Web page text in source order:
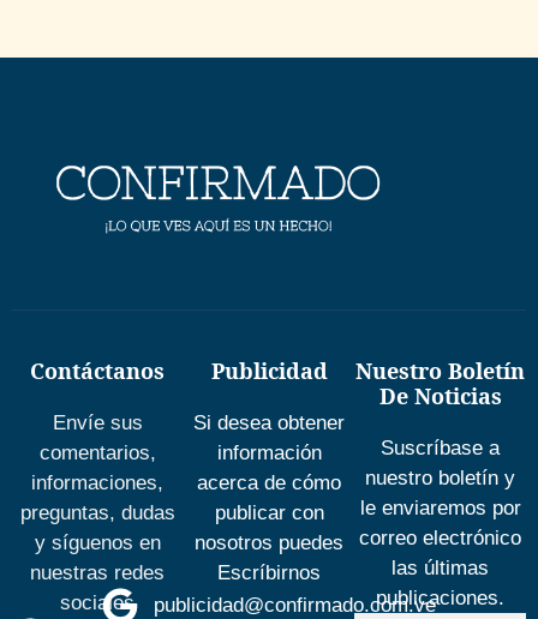
Contáctanos
Envíe sus
comentarios,
informaciones,
preguntas, dudas
y síguenos en
nuestras redes
sociales
Publicidad
Si desea obtener
información
acerca de cómo
publicar con
nosotros puedes
Escríbirnos
publicidad@confirmado.com.ve
Nuestro Boletín
De Noticias
Suscríbase a
nuestro boletín y
le enviaremos por
correo electrónico
las últimas
publicaciones.